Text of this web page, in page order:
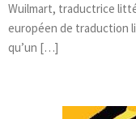
Wuilmart, traductrice
européen de traduction
qu’un […]